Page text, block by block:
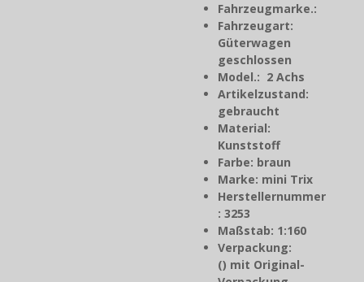
Fahrzeugmarke.:
Fahrzeugart:
Güterwagen
geschlossen
Model.: 2 Achs
Artikelzustand:
gebraucht
Material:
Kunststoff
Farbe: braun
Marke: mini Trix
Herstellernummer
: 3253
Maßstab: 1:160
Verpackung:
() mit Original-